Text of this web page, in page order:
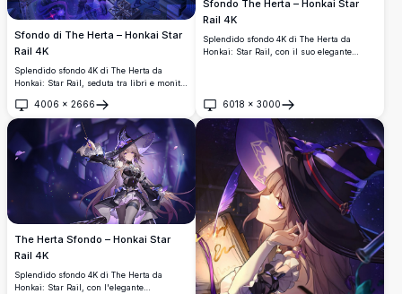
Sfondo di The Herta – Honkai Star
Rail 4K
Splendido sfondo 4K di The Herta da
Honkai: Star Rail, seduta tra libri e monitor
viola, che irradia energia magica con il
suo iconico cappello da strega e le vesti
fluenti.
4006 × 2666
Apri
Sfondo The Herta – Honkai Star
Rail 4K
Splendido sfondo 4K di The Herta da
Honkai: Star Rail, con il suo elegante
alta risoluzione.
6018 × 3000
Apri
The Herta Sfondo – Honkai Star
Rail 4K
Splendido sfondo 4K di The Herta da
Honkai: Star Rail, con l'elegante